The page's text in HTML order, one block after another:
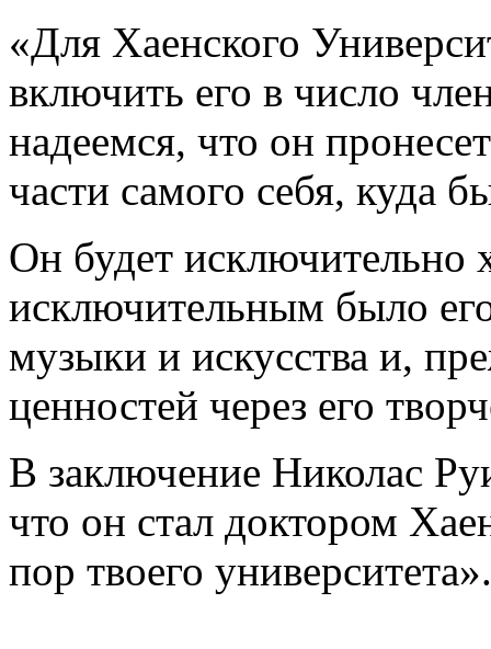
«Для Хаенского
включить его в число
надеемся, что он
части самого себя, куда
Он будет
исключительным было
музыки и искусства и,
ценностей через его
В заключение Николас
что он стал доктором
пор твоего университета».